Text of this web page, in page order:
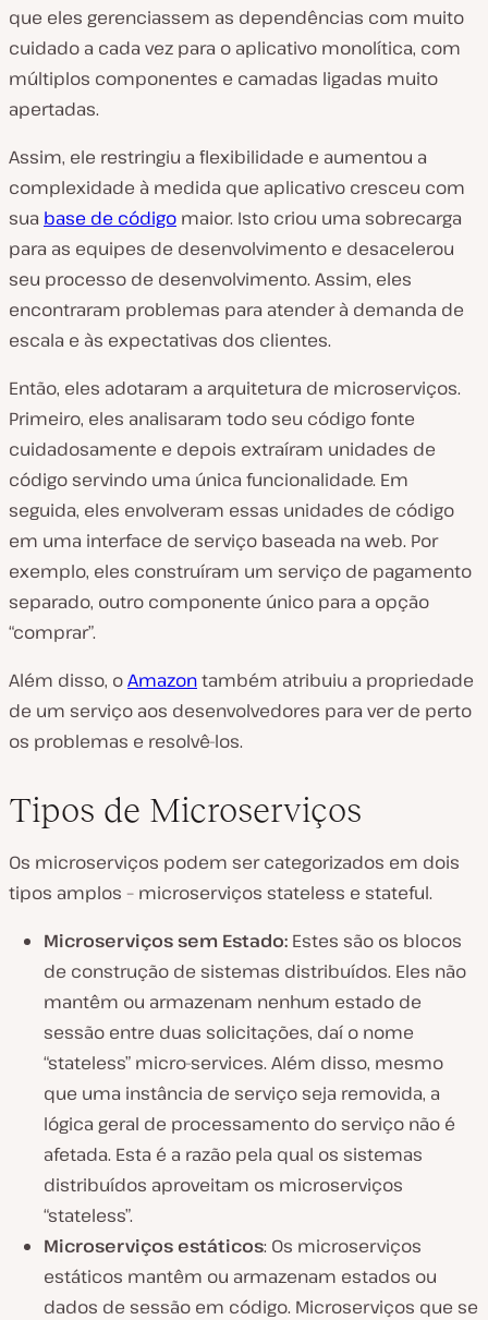
que eles gerenciassem as dependências com muito
cuidado a cada vez para o aplicativo monolítica, com
múltiplos componentes e camadas ligadas muito
apertadas.
Assim, ele restringiu a flexibilidade e aumentou a
complexidade à medida que aplicativo cresceu com
sua base de código maior. Isto criou uma sobrecarga
para as equipes de desenvolvimento e desacelerou
seu processo de desenvolvimento. Assim, eles
encontraram problemas para atender à demanda de
escala e às expectativas dos clientes.
Então, eles adotaram a arquitetura de microserviços.
Primeiro, eles analisaram todo seu código fonte
cuidadosamente e depois extraíram unidades de
código servindo uma única funcionalidade. Em
seguida, eles envolveram essas unidades de código
em uma interface de serviço baseada na web. Por
exemplo, eles construíram um serviço de pagamento
separado, outro componente único para a opção
“comprar”.
Além disso, oAmazontambém atribuiu a propriedade
de um serviço aos desenvolvedores para ver de perto
os problemas e resolvê-los.
Tipos de Microserviços
Os microserviços podem ser categorizados em dois
tipos amplos – microserviços stateless e stateful.
Microserviços sem Estado: Estes são os blocos
de construção de sistemas distribuídos. Eles não
mantêm ou armazenam nenhum estado de
sessão entre duas solicitações, daí o nome
“stateless” micro-services. Além disso, mesmo
que uma instância de serviço seja removida, a
lógica geral de processamento do serviço não é
afetada. Esta é a razão pela qual os sistemas
distribuídos aproveitam os microserviços
“stateless”.
Microserviços estáticos: Os microserviços
estáticos mantêm ou armazenam estados ou
dados de sessão em código. Microserviços que se